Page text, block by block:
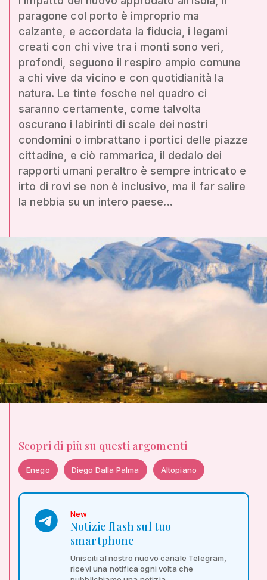
paragone col porto è improprio ma
calzante, e accordata la fiducia, i legami
creati con chi vive tra i monti sono veri,
profondi, seguono il respiro ampio comune
a chi vive da vicino e con quotidianità la
natura. Le tinte fosche nel quadro ci
saranno certamente, come talvolta
oscurano i labirinti di scale dei nostri
condomini o imbrattano i portici delle piazze
cittadine, e ciò rammarica, il dedalo dei
rapporti umani peraltro è sempre intricato e
irto di rovi se non è inclusivo, ma il far salire
la nebbia su un intero paese...
Scopri di più su questi argomenti
Enego Diego Dalla Palma Altopiano
New
Notizie flash sul tuo
smartphone
Unisciti al nostro nuovo canale Telegram,
ricevi una notifica ogni volta che